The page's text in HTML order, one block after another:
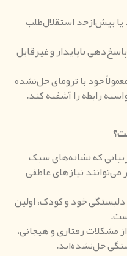
بیش‌ازحد استقلال‌طلب
ناپایدار و غیرقابل
خود با ترومای حل‌نشده
رابطه را آشفته کند.
که نشانه‌های سبک
نیازهای عاطفی
خود و کودک، اولین
مشکلات رفتاری و هیجانی،
حل‌نشده‌اند.